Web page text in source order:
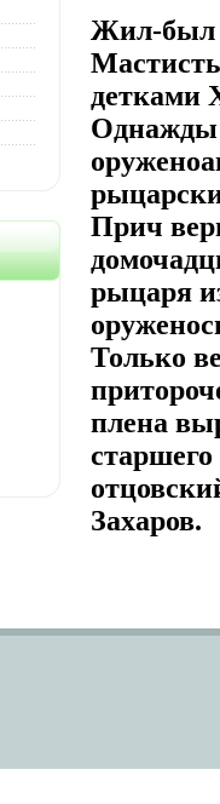
Жил-был
детками
Однажды
Прич
рыцаря
Только
плена
Захаров.